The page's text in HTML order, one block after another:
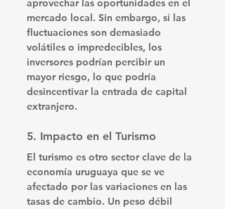
aprovechar las oportunidades en el
mercado local. Sin embargo, si las
fluctuaciones son demasiado
volátiles o impredecibles, los
inversores podrían percibir un
mayor riesgo, lo que podría
desincentivar la entrada de capital
extranjero.
5. Impacto en el Turismo
El turismo es otro sector clave de la
economía uruguaya que se ve
afectado por las variaciones en las
tasas de cambio. Un peso débil